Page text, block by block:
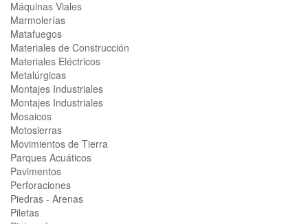
Máquinas Viales
Marmolerías
Matafuegos
Materiales de Construcción
Materiales Eléctricos
Metalúrgicas
Montajes Industriales
Montajes Industriales
Mosaicos
Motosierras
Movimientos de Tierra
Parques Acuáticos
Pavimentos
Perforaciones
Piedras - Arenas
Piletas